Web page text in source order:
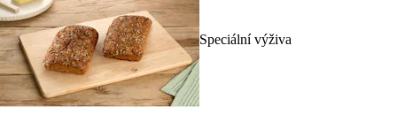
Speciální výživa